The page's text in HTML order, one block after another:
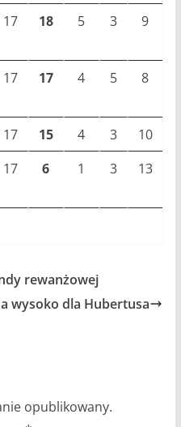
17 18 5 3 9
17 17 4 5 8
17 15 4 3 10
17 6 1 3 13
rewanżowej
wysoko dla Hubertusa
opublikowany.